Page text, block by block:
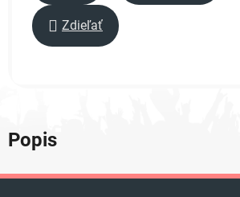
Zdieľať
Popis